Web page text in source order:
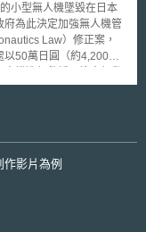
大量或敏感個資機關之
至少2年。適用機關包
人個資或超過5萬人特種
府及總統令規定者）進
次新增評估標準及相關
適當性、保護個資措施
擴大至實體店面及公共
小型無人機墜毀在日本
為此決定加強無人機管
Law）修正案，
50萬日圓（約4,200美
要區域城市，將會列為
引大批群眾暫時聚集的
無人機與人員及建築物
物品。除此之外，並定
作影片為例